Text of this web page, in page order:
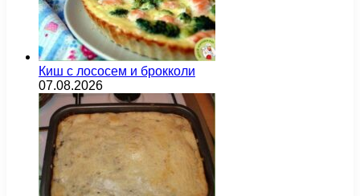
Киш с лососем и брокколи
07.08.2026